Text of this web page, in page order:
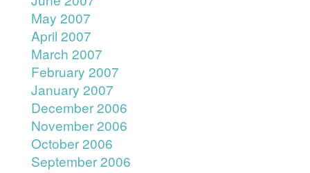
May 2007
April 2007
March 2007
February 2007
January 2007
December 2006
November 2006
October 2006
September 2006